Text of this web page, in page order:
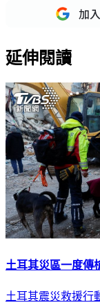
延伸閱讀
土耳其災區一度傳
土耳其震災救援行